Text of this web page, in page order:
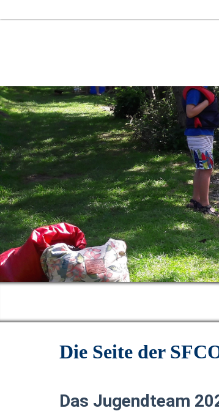
Die Seite der
Das Jugendteam